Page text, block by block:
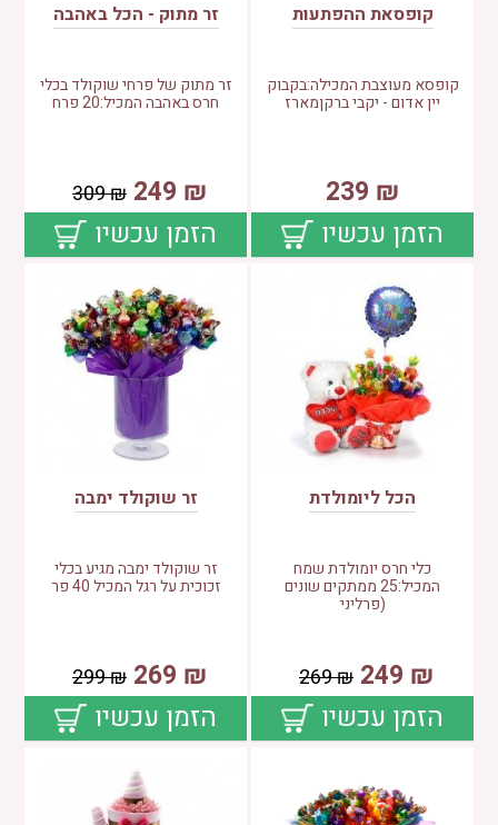
קופסאת ההפתעות
קופסא מעוצבת המכילה:בקבוק
יין אדום - יקבי ברקןמארז
₪
239
הזמן עכשיו
זר מתוק - הכל באהבה
זר מתוק של פרחי שוקולד בכלי
חרס באהבה המכיל:20 פרח
₪
249
₪
309
הזמן עכשיו
הכל ליומולדת
כלי חרס יומולדת שמח
המכיל:25 ממתקים שונים
(פרליני
₪
249
₪
269
הזמן עכשיו
זר שוקולד ימבה
זר שוקולד ימבה מגיע בכלי
זכוכית על רגל המכיל 40 פר
₪
269
₪
299
הזמן עכשיו